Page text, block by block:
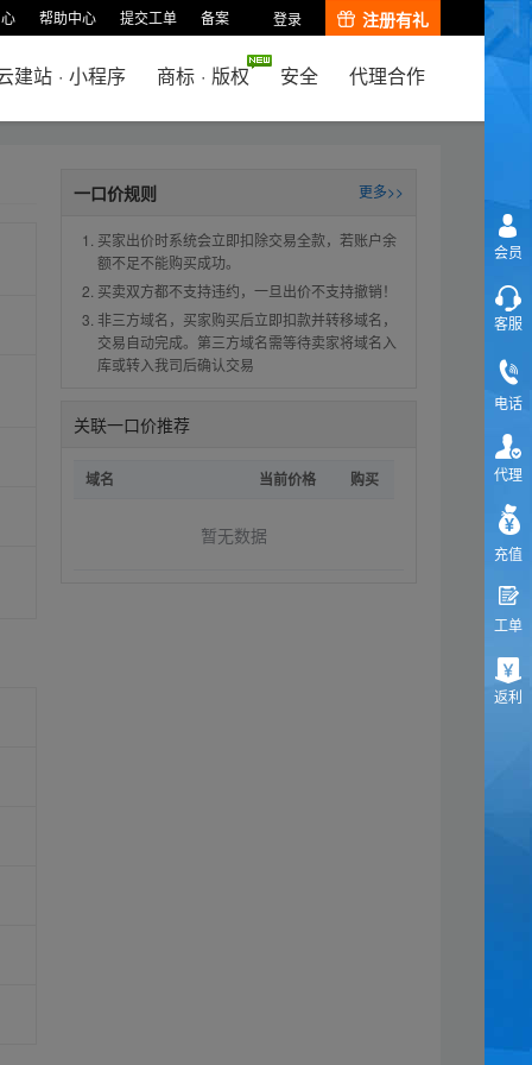
帮助中心 提交工单 备案 登录 注册有礼
建站 · 小程序 商标 · 版权 安全 代理合作
一口价规则 更多>>
买家出价时系统会立即扣除交易全款，若账户余
额不足不能购买成功。
买卖双方都不支持违约，一旦出价不支持撤销！
非三方域名，买家购买后立即扣款并转移域名，
交易自动完成。第三方域名需等待卖家将域名入
库或转入我司后确认交易
关联一口价推荐
域名 当前价格 购买
暂无数据
会员
客服
电话
代理
充值
工单
返利